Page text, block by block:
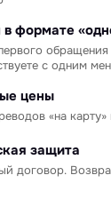
формате
обращения
с одним
цены
«на карту»
защита
договор.